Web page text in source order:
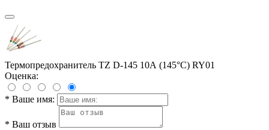
Термопредохранитель TZ D-145 10А (145°C) RY01
Оценка:
* Ваше имя:
* Ваш отзыв